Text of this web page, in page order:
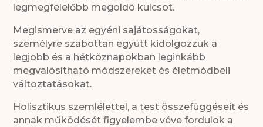
legmegfelelőbb megoldó kulcsot.
Megismerve az egyéni sajátosságokat,
személyre szabottan együtt kidolgozzuk a
legjobb és a hétköznapokban leginkább
megvalósítható módszereket és életmódbeli
változtatásokat.
Holisztikus szemlélettel, a test összefüggéseit és
annak működését figyelembe véve fordulok a